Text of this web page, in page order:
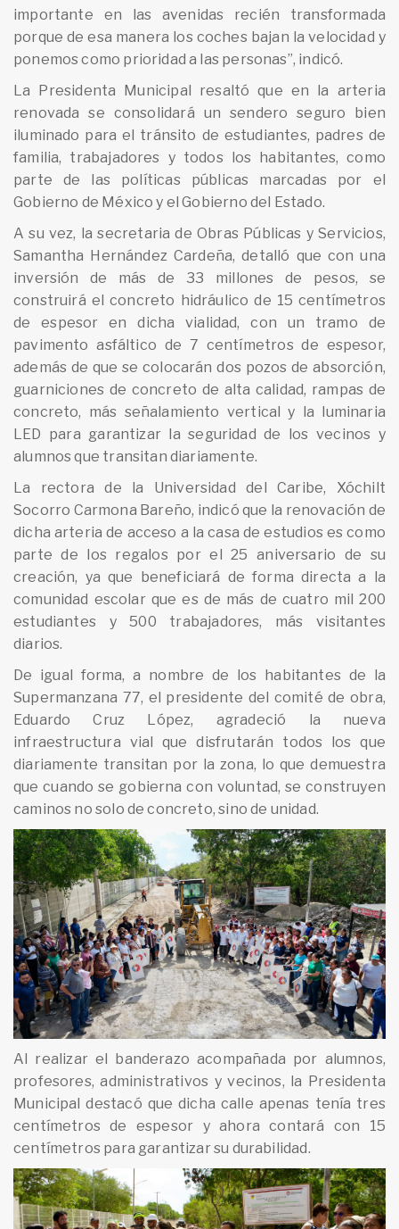
importante en las avenidas recién transformada
porque de esa manera los coches bajan la velocidad y
ponemos como prioridad a las personas”, indicó.
La Presidenta Municipal resaltó que en la arteria
renovada se consolidará un sendero seguro bien
iluminado para el tránsito de estudiantes, padres de
familia, trabajadores y todos los habitantes, como
parte de las políticas públicas marcadas por el
Gobierno de México y el Gobierno del Estado.
A su vez, la secretaria de Obras Públicas y Servicios,
Samantha Hernández Cardeña, detalló que con una
inversión de más de 33 millones de pesos, se
construirá el concreto hidráulico de 15 centímetros
de espesor en dicha vialidad, con un tramo de
pavimento asfáltico de 7 centímetros de espesor,
además de que se colocarán dos pozos de absorción,
guarniciones de concreto de alta calidad, rampas de
concreto, más señalamiento vertical y la luminaria
LED para garantizar la seguridad de los vecinos y
alumnos que transitan diariamente.
La rectora de la Universidad del Caribe, Xóchilt
Socorro Carmona Bareño, indicó que la renovación de
dicha arteria de acceso a la casa de estudios es como
parte de los regalos por el 25 aniversario de su
creación, ya que beneficiará de forma directa a la
comunidad escolar que es de más de cuatro mil 200
estudiantes y 500 trabajadores, más visitantes
diarios.
De igual forma, a nombre de los habitantes de la
Supermanzana 77, el presidente del comité de obra,
Eduardo Cruz López, agradeció la nueva
infraestructura vial que disfrutarán todos los que
diariamente transitan por la zona, lo que demuestra
que cuando se gobierna con voluntad, se construyen
caminos no solo de concreto, sino de unidad.
Al realizar el banderazo acompañada por alumnos,
profesores, administrativos y vecinos, la Presidenta
Municipal destacó que dicha calle apenas tenía tres
centímetros de espesor y ahora contará con 15
centímetros para garantizar su durabilidad.